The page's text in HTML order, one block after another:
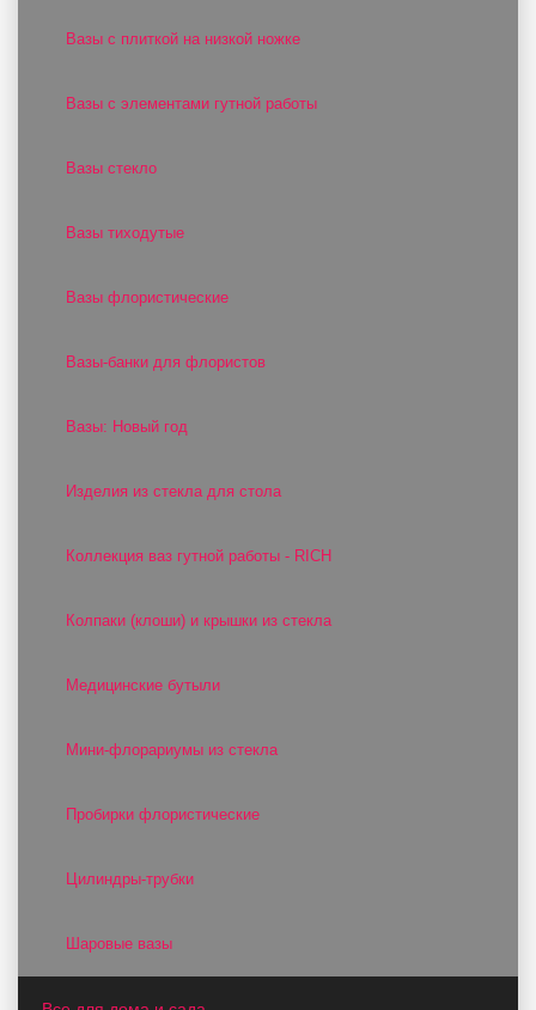
Вазы с плиткой на низкой ножке
Вазы с элементами гутной работы
Вазы стекло
Вазы тиходутые
Вазы флористические
Вазы-банки для флористов
Вазы: Новый год
Изделия из стекла для стола
Коллекция ваз гутной работы - RICH
Колпаки (клоши) и крышки из стекла
Медицинские бутыли
Мини-флорариумы из стекла
Пробирки флористические
Цилиндры-трубки
Шаровые вазы